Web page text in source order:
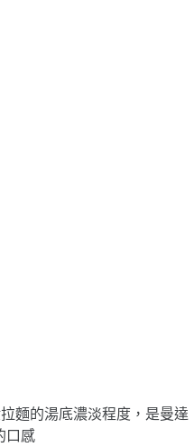
麵的湯底濃淡程度，是曼達
口感